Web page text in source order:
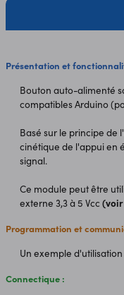
Présentation et
Bouton auto-alimenté
compatibles Arduino
Basé sur le principe
cinétique de l'appui en
signal.
Ce module peut être
externe 3,3 à 5 Vcc
Programmation et
Un exemple
Connectique :